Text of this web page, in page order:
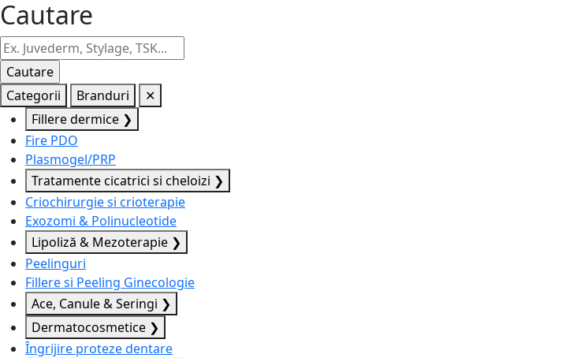
Cautare
Categorii Branduri
✕
Fillere dermice ❯
Fire PDO
Plasmogel/PRP
Tratamente cicatrici si cheloizi ❯
Criochirurgie si crioterapie
Exozomi & Polinucleotide
Lipoliză & Mezoterapie ❯
Peelinguri
Fillere si Peeling Ginecologie
Ace, Canule & Seringi ❯
Dermatocosmetice ❯
Îngrijire proteze dentare